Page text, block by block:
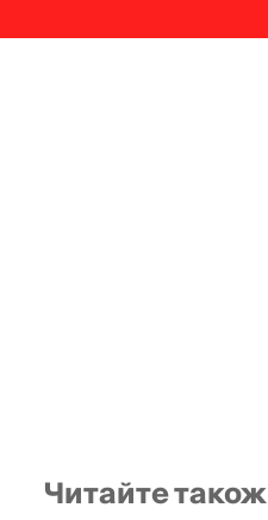
Читайте також